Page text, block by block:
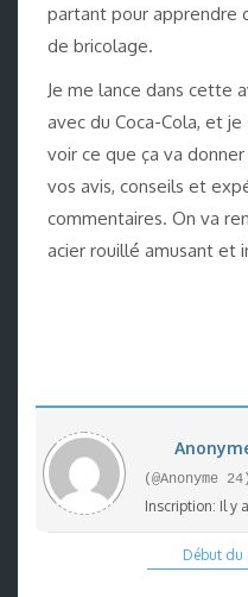
partant pour apprendre
de bricolage.
Je me lance dans cette
avec du Coca-Cola, et
voir ce que ça va
vos avis, conseils et
commentaires. On va
acier rouillé amusant et
(@Anonyme 24)
Inscription: Il y
Début du